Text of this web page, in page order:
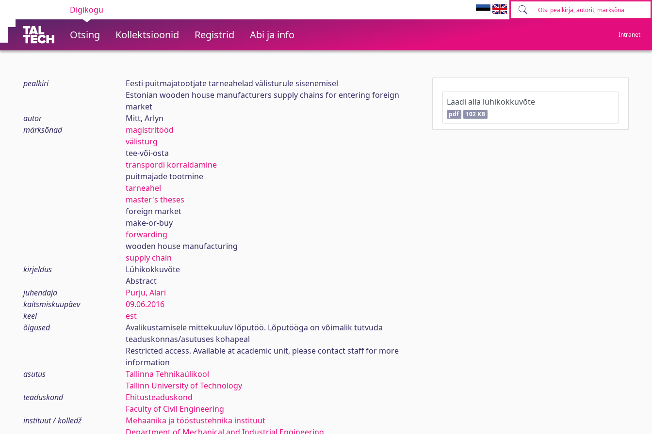
Digikogu
Otsing Kollektsioonid Registrid Abi ja info Intranet
pealkiri
Eesti puitmajatootjate tarneahelad välisturule sisenemisel
Estonian wooden house manufacturers supply chains for entering foreign
market
autor
Mitt, Arlyn
märksõnad
magistritööd
välisturg
tee-või-osta
transpordi korraldamine
puitmajade tootmine
tarneahel
master's theses
foreign market
make-or-buy
forwarding
wooden house manufacturing
supply chain
kirjeldus
Lühikokkuvõte
Abstract
juhendaja
Purju, Alari
kaitsmiskuupäev
09.06.2016
keel
est
õigused
Avalikustamisele mittekuuluv lõputöö. Lõputööga on võimalik tutvuda
teaduskonnas/asutuses kohapeal
Restricted access. Available at academic unit, please contact staff for more
information
asutus
Tallinna Tehnikaülikool
Tallinn University of Technology
teaduskond
Ehitusteaduskond
Faculty of Civil Engineering
instituut / kolledž
Mehaanika ja tööstustehnika instituut
Laadi alla lühikokkuvõte
pdf 102 KB